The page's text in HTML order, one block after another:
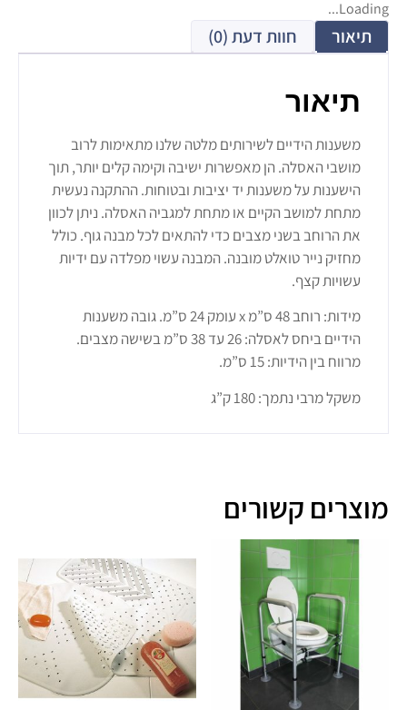
Loading...
תיאור חוות דעת (0)
תיאור
משענות הידיים לשירותים מלטה שלנו מתאימות לרוב
מושבי האסלה. הן מאפשרות ישיבה וקימה קלים יותר, תוך
הישענות על משענות יד יציבות ובטוחות. ההתקנה נעשית
מתחת למושב הקיים או מתחת למגביה האסלה. ניתן לכוון
את הרוחב בשני מצבים כדי להתאים לכל מבנה גוף. כולל
מחזיק נייר טואלט מובנה. המבנה עשוי מפלדה עם ידיות
עשויות קצף.
מידות: רוחב 48 ס”מ x עומק 24 ס”מ. גובה משענות
הידיים ביחס לאסלה: 26 עד 38 ס”מ בשישה מצבים.
מרווח בין הידיות: 15 ס”מ.
משקל מרבי נתמך: 180 ק”ג
מוצרים קשורים